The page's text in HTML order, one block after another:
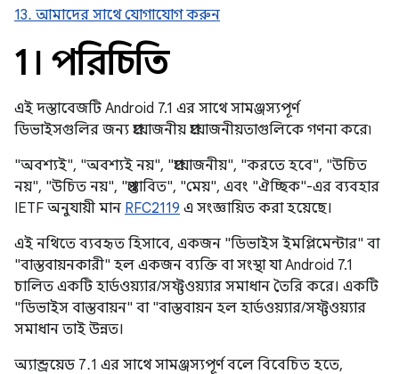
13. আমাদের সাথে যোগাযোগ করুন
1। পরিচিতি
এই দস্তাবেজটি Android 7.1 এর সাথে সামঞ্জস্যপূর্ণ
ডিভাইসগুলির জন্য প্রয়োজনীয় প্রয়োজনীয়তাগুলিকে গণনা করে৷
"অবশ্যই", "অবশ্যই নয়", "প্রয়োজনীয়", "করতে হবে", "উচিত
নয়", "উচিত নয়", "প্রস্তাবিত", "মেয়", এবং "ঐচ্ছিক"-এর ব্যবহার
IETF অনুযায়ী মান RFC2119 এ সংজ্ঞায়িত করা হয়েছে।
এই নথিতে ব্যবহৃত হিসাবে, একজন "ডিভাইস ইমপ্লিমেন্টার" বা
"বাস্তবায়নকারী" হল একজন ব্যক্তি বা সংস্থা যা Android 7.1
চালিত একটি হার্ডওয়্যার/সফ্টওয়্যার সমাধান তৈরি করে। একটি
"ডিভাইস বাস্তবায়ন" বা "বাস্তবায়ন হল হার্ডওয়্যার/সফ্টওয়্যার
সমাধান তাই উন্নত।
অ্যান্ড্রয়েড 7.1 এর সাথে সামঞ্জস্যপূর্ণ বলে বিবেচিত হতে,